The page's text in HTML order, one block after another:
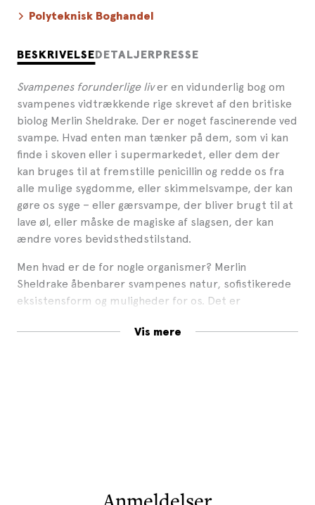
BESKRIVELSE DETALJER PRESSE
Svampenes forunderlige liver en vidunderlig bog om
svampenes vidtrækkende rige skrevet af den britiske
biolog Merlin Sheldrake. Der er noget fascinerende ved
svampe. Hvad enten man tænker på dem, som vi kan
finde i skoven eller i supermarkedet, eller dem der
kan bruges til at fremstille penicillin og redde os fra
alle mulige sygdomme, eller skimmelsvampe, der kan
gøre os syge – eller gærsvampe, der bliver brugt til at
lave øl, eller måske de magiske af slagsen, der kan
ændre vores bevidsthedstilstand.
Men hvad er de for nogle organismer? Merlin
Sheldrake åbenbarer svampenes natur, sofistikerede
eksistensform og muligheder for os. Det er
forskning tyder fx på, at svampe kan bruges til
selskab. Bogen efterlader læseren både klogere,
Vis mere
Polyteknisk Boghandel